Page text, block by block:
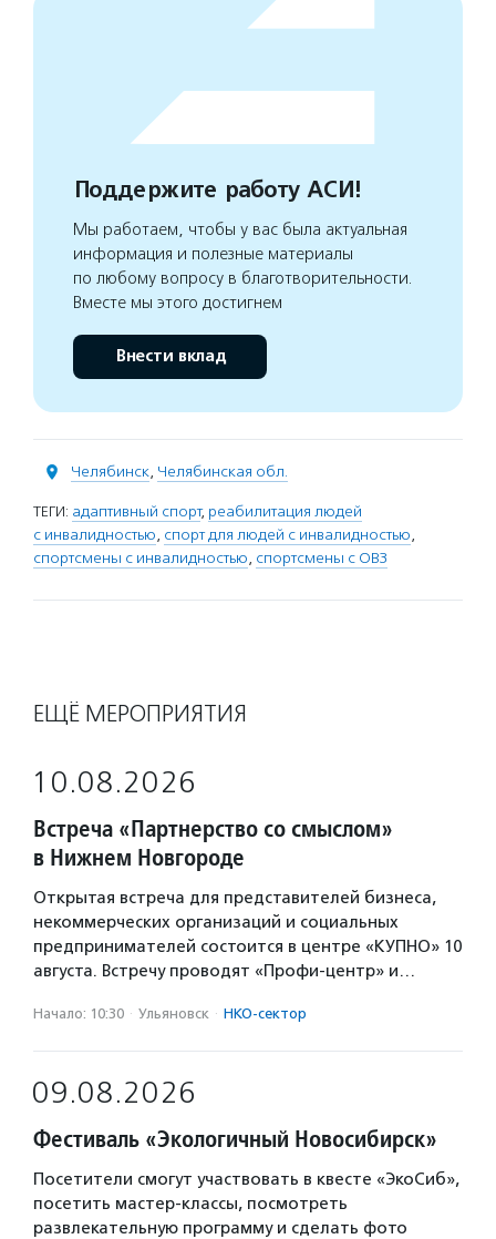
Поддержите работу АСИ!
Мы работаем, чтобы у вас была актуальная
информация и полезные материалы
по любому вопросу в благотворительности.
Вместе мы этого достигнем
Внести вклад
Челябинск, Челябинская обл.
ТЕГИ: адаптивный спорт, реабилитация людей
с инвалидностью, спорт для людей с инвалидностью,
спортсмены с инвалидностью, спортсмены с ОВЗ
ЕЩЁ МЕРОПРИЯТИЯ
10.08.2026
Встреча «Партнерство со смыслом»
в Нижнем Новгороде
Открытая встреча для представителей бизнеса,
некоммерческих организаций и социальных
предпринимателей состоится в центре «КУПНО» 10
августа. Встречу проводят «Профи-центр» и…
Начало: 10:30 · Ульяновск · НКО-сектор
09.08.2026
Фестиваль «Экологичный Новосибирск»
Посетители смогут участвовать в квесте «ЭкоСиб»,
посетить мастер-классы, посмотреть
развлекательную программу и сделать фото